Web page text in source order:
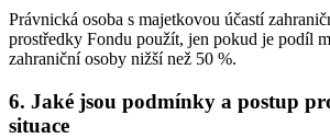
Právnická osoba s majetkovou účastí
prostředky Fondu použít, jen pokud je podíl
zahraniční osoby nižší než 50 %.
6. Jaké jsou podmínky a postup
situace